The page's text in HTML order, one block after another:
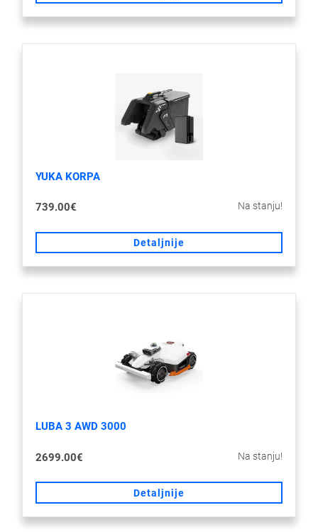
YUKA KORPA
739.00€ Na stanju!
Detaljnije
LUBA 3 AWD 3000
2699.00€ Na stanju!
Detaljnije